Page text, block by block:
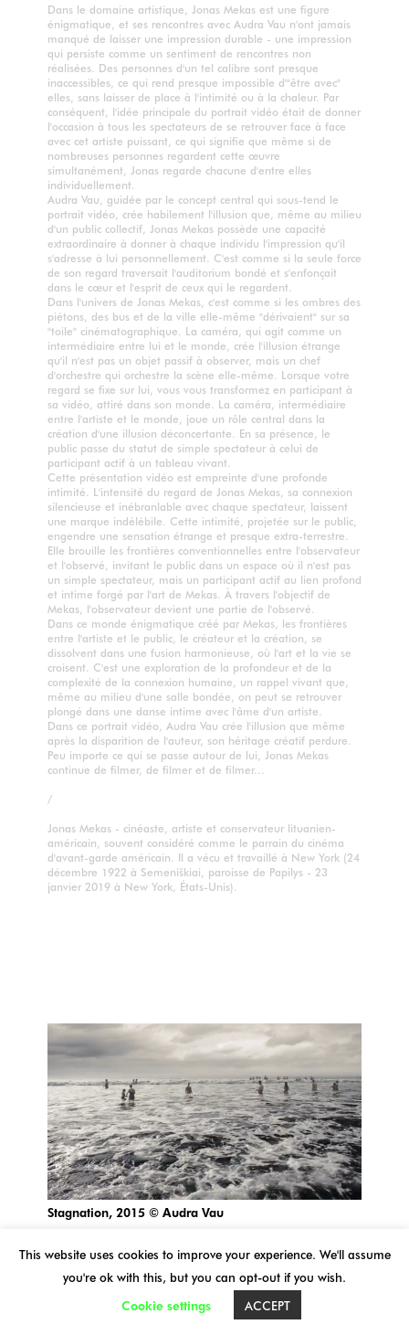
Dans le domaine artistique, Jonas Mekas est une figure
énigmatique, et ses rencontres avec Audra Vau n'ont jamais
manqué de laisser une impression durable - une impression
qui persiste comme un sentiment de rencontres non
réalisées. Des personnes d'un tel calibre sont presque
inaccessibles, ce qui rend presque impossible d'"être avec"
elles, sans laisser de place à l'intimité ou à la chaleur. Par
conséquent, l'idée principale du portrait vidéo était de donner
l'occasion à tous les spectateurs de se retrouver face à face
avec cet artiste puissant, ce qui signifie que même si de
nombreuses personnes regardent cette œuvre
simultanément, Jonas regarde chacune d'entre elles
individuellement.
Audra Vau, guidée par le concept central qui sous-tend le
portrait vidéo, crée habilement l'illusion que, même au milieu
d'un public collectif, Jonas Mekas possède une capacité
extraordinaire à donner à chaque individu l'impression qu'il
s'adresse à lui personnellement. C'est comme si la seule force
de son regard traversait l'auditorium bondé et s'enfonçait
dans le cœur et l'esprit de ceux qui le regardent.
Dans l'univers de Jonas Mekas, c'est comme si les ombres des
piétons, des bus et de la ville elle-même "dérivaient" sur sa
"toile" cinématographique. La caméra, qui agit comme un
intermédiaire entre lui et le monde, crée l'illusion étrange
qu'il n'est pas un objet passif à observer, mais un chef
d'orchestre qui orchestre la scène elle-même. Lorsque votre
regard se fixe sur lui, vous vous transformez en participant à
sa vidéo, attiré dans son monde. La caméra, intermédiaire
entre l'artiste et le monde, joue un rôle central dans la
création d'une illusion déconcertante. En sa présence, le
public passe du statut de simple spectateur à celui de
participant actif à un tableau vivant.
Cette présentation vidéo est empreinte d'une profonde
intimité. L'intensité du regard de Jonas Mekas, sa connexion
silencieuse et inébranlable avec chaque spectateur, laissent
une marque indélébile. Cette intimité, projetée sur le public,
engendre une sensation étrange et presque extra-terrestre.
Elle brouille les frontières conventionnelles entre l'observateur
et l'observé, invitant le public dans un espace où il n'est pas
un simple spectateur, mais un participant actif au lien profond
et intime forgé par l'art de Mekas. À travers l'objectif de
Mekas, l'observateur devient une partie de l'observé.
Dans ce monde énigmatique créé par Mekas, les frontières
entre l'artiste et le public, le créateur et la création, se
dissolvent dans une fusion harmonieuse, où l'art et la vie se
croisent. C'est une exploration de la profondeur et de la
complexité de la connexion humaine, un rappel vivant que,
même au milieu d'une salle bondée, on peut se retrouver
plongé dans une danse intime avec l'âme d'un artiste.
Dans ce portrait vidéo, Audra Vau crée l'illusion que même
après la disparition de l'auteur, son héritage créatif perdure.
Peu importe ce qui se passe autour de lui, Jonas Mekas
continue de filmer, de filmer et de filmer...
/
Jonas Mekas - cinéaste, artiste et conservateur lituanien-
américain, souvent considéré comme le parrain du cinéma
d'avant-garde américain. Il a vécu et travaillé à New York (24
décembre 1922 à Semeniškiai, paroisse de Papilys - 23
janvier 2019 à New York, États-Unis).
Stagnation, 2015 © Audra Vau
Audra Vau
Stagnation
This website uses cookies to improve your experience. We'll assume
you're ok with this, but you can opt-out if you wish.
Cookie settings
ACCEPT